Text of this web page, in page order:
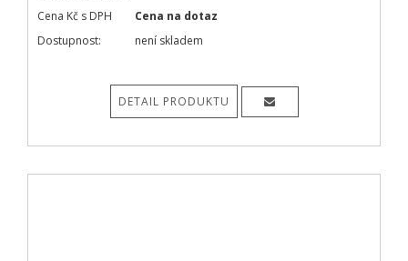
Cena Kč s DPH
Cena na dotaz
Dostupnost:
není skladem
DETAIL PRODUKTU